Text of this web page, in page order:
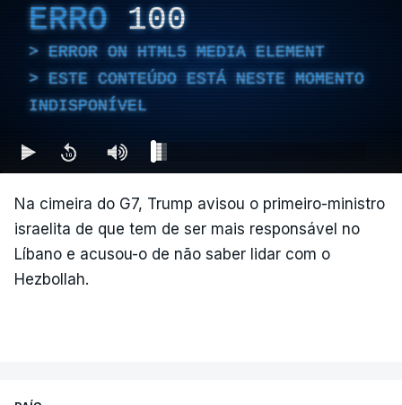
ERRO 100
ERROR ON HTML5 MEDIA ELEMENT
ESTE CONTEÚDO ESTÁ NESTE MOMENTO
INDISPONÍVEL
Na cimeira do G7, Trump avisou o primeiro-ministro
israelita de que tem de ser mais responsável no
Líbano e acusou-o de não saber lidar com o
Hezbollah.